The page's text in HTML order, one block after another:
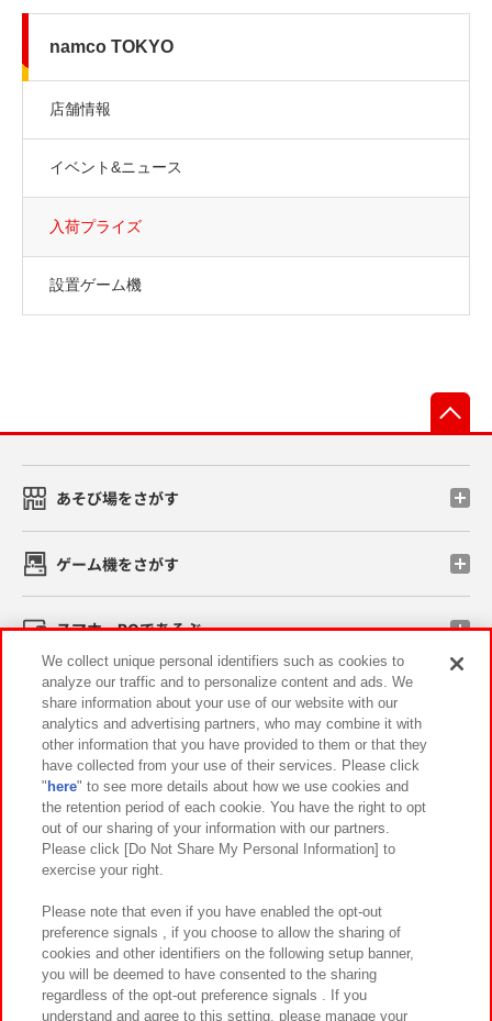
namco TOKYO
店舗情報
イベント&ニュース
入荷プライズ
設置ゲーム機
あそび場をさがす
ゲーム機をさがす
スマホ・PCであそぶ
イベント・キャンペーン
関連会社 サステナビリティ サイトポリシー
プライバシーポリシー ウェブアクセシビリティ方針と検証結果
お取引先さまとともに
カスタマーハラスメント対応方針 よくあるご質問・お問い合わせ
We collect unique personal identifiers such as cookies to
analyze our traffic and to personalize content and ads. We
share information about your use of our website with our
analytics and advertising partners, who may combine it with
other information that you have provided to them or that they
have collected from your use of their services. Please click
" here" to see more details about how we use cookies and
the retention period of each cookie. You have the right to opt
out of our sharing of your information with our partners.
Please click [Do Not Share My Personal Information] to
exercise your right.
Please note that even if you have enabled the opt-out
preference signals , if you choose to allow the sharing of
cookies and other identifiers on the following setup banner,
you will be deemed to have consented to the sharing
regardless of the opt-out preference signals . If you
understand and agree to this setting, please manage your